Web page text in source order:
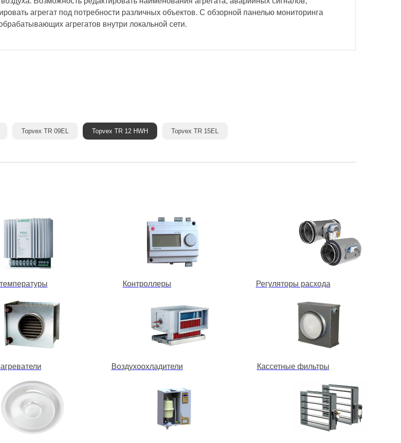
агрегат под потребности различных объектов. С обзорной панелью мониторинга
агрегатов внутри локальной сети.
Topvex TR 09EL Topvex TR 12 HWH Topvex TR 15EL
Контроллеры Регуляторы расхода
Воздухоохладители Кассетные фильтры